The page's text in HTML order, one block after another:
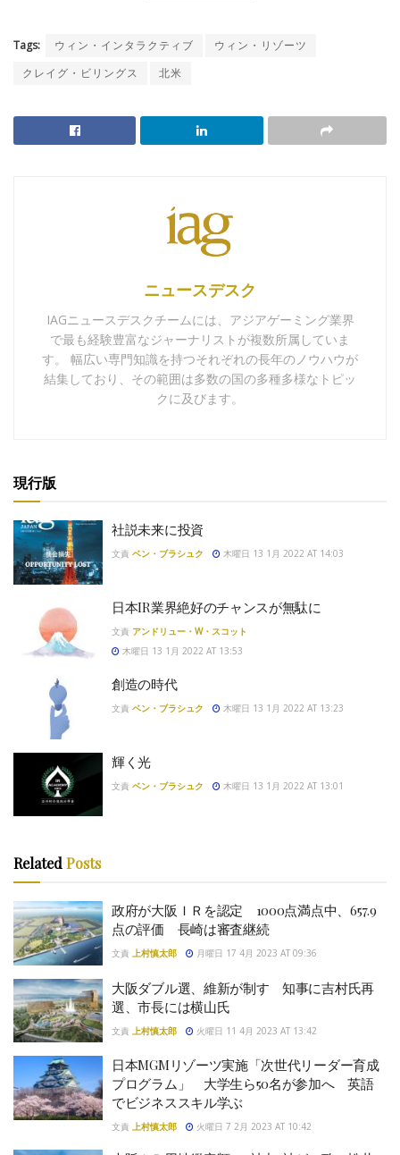
Tags: ウィン・インタラクティブ
ウィン・リゾーツ
クレイグ・ビリングス
北米
ニュースデスク
IAGニュースデスクチームには、アジアゲーミング業界
で最も経験豊富なジャーナリストが複数所属していま
す。 幅広い専門知識を持つそれぞれの長年のノウハウが
結集しており、その範囲は多数の国の多種多様なトピッ
クに及びます。
現行版
社説未来に投資
文責 ベン・ブラシュク 木曜日 13 1月 2022 AT 14:03
日本IR業界絶好のチャンスが無駄に
文責 アンドリュー・W・スコット
木曜日 13 1月 2022 AT 13:53
創造の時代
文責 ベン・ブラシュク 木曜日 13 1月 2022 AT 13:23
輝く光
文責 ベン・ブラシュク 木曜日 13 1月 2022 AT 13:01
Related Posts
政府が大阪ＩＲを認定 1000点満点中、657.9
点の評価 長崎は審査継続
文責 上村慎太郎 月曜日 17 4月 2023 AT 09:36
大阪ダブル選、維新が制す 知事に吉村氏再
選、市長には横山氏
文責 上村慎太郎 火曜日 11 4月 2023 AT 13:42
日本MGMリゾーツ実施「次世代リーダー育成
プログラム」 大学生ら50名が参加へ 英語
でビジネススキル学ぶ
文責 上村慎太郎 火曜日 7 2月 2023 AT 10:42